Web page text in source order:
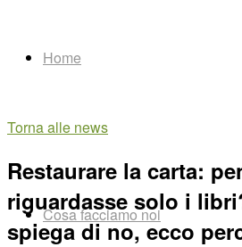
Home
Cosa facciamo noi
Torna alle news
Restaurare la carta:
riguardasse solo i
spiega di no, ecco